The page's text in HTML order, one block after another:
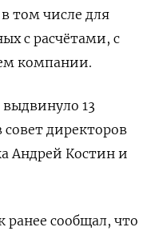
том числе для
с расчётами, с
компании.
выдвинуло 13
директоров
Андрей Костин и
ранее сообщал, что